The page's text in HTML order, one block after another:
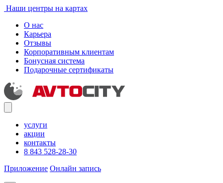
Наши центры на картах
О нас
Карьера
Отзывы
Корпоративным клиентам
Бонусная система
Подарочные сертификаты
услуги
акции
контакты
8 843 528-28-30
Приложение Онлайн запись